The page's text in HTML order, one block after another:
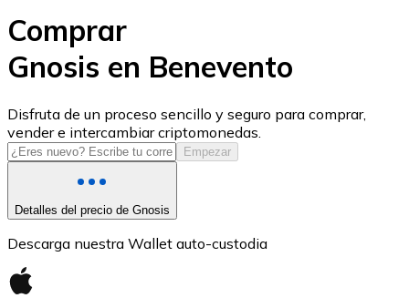
USD Coin
USDC
Comprar
Gnosis en Benevento
Disfruta de un proceso sencillo y seguro para comprar,
vender e intercambiar criptomonedas.
Empezar
Detalles del precio de Gnosis
Descarga nuestra Wallet auto-custodia